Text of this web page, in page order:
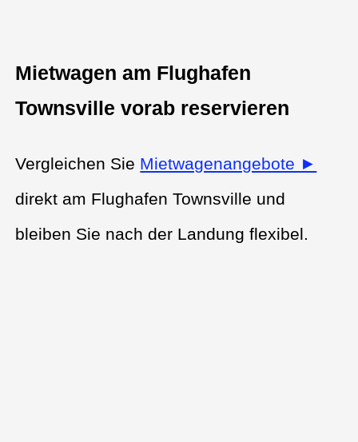
Mietwagen am Flughafen
Townsville vorab reservieren
Vergleichen Sie Mietwagenangebote ►
direkt am Flughafen Townsville und
bleiben Sie nach der Landung flexibel.